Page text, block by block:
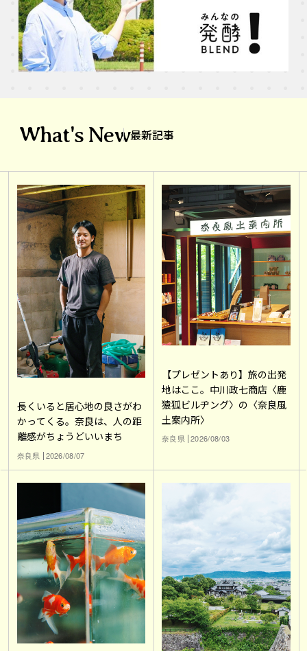
What's New最新記事
長くいると居心地の良さがわ
かってくる。奈良は、人の距
離感がちょうどいいまち
奈良県 2026/08/07
【プレゼントあり】旅の出発
地はここ。中川政七商店〈鹿
猿狐ビルヂング〉の〈奈良風
土案内所〉
奈良県 2026/08/03